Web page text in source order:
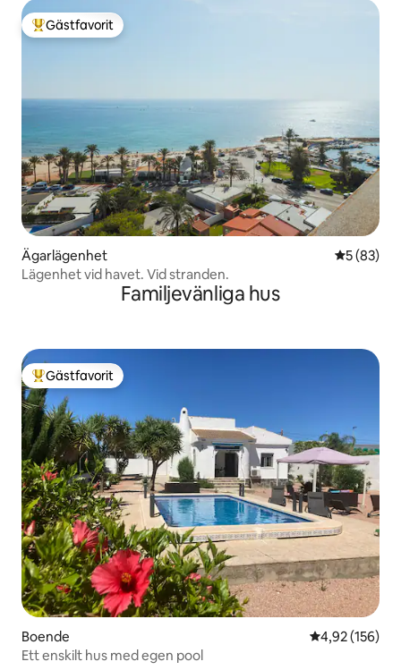
Populär gästfavorit
Gästfavorit
Ägarlägenhet 5 av 5 i
5 (83)
Lägenhet vid havet. Vid stranden.
Familjevänliga hus
Populär gästfavorit
Gästfavorit
Boende 4,92 av 5 i
4,92 (156)
Ett enskilt hus med egen pool